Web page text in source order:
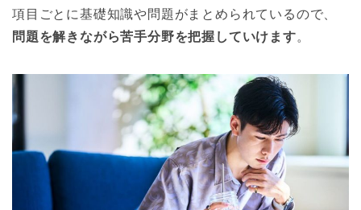
項目ごとに基礎知識や問題がまとめられているので、
問題を解きながら苦手分野を把握していけます。